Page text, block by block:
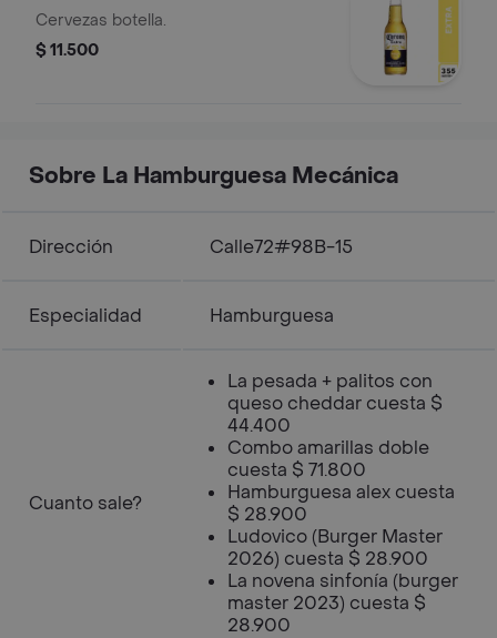
Cervezas botella.
$ 11.500
Sobre La Hamburguesa Mecánica
Dirección Calle72#98B-15
Especialidad Hamburguesa
Cuanto sale?
La pesada + palitos con
queso cheddar cuesta $
44.400
Combo amarillas doble
cuesta $ 71.800
Hamburguesa alex cuesta
$ 28.900
Ludovico (Burger Master
2026) cuesta $ 28.900
La novena sinfonía (burger
master 2023) cuesta $
28.900